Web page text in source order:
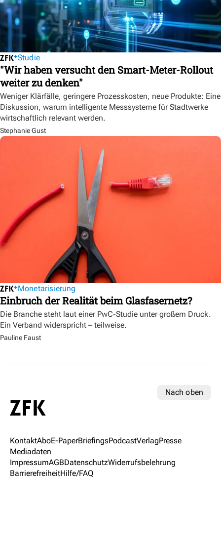
Studie
"Wir haben versucht den Smart-Meter-Rollout
weiter zu denken"
Weniger Klärfälle, geringere Prozesskosten, neue Produkte: Eine
Diskussion, warum intelligente Messsysteme für Stadtwerke
wirtschaftlich relevant werden.
Stephanie Gust
Monetarisierung
Einbruch der Realität beim Glasfasernetz?
Die Branche steht laut einer PwC-Studie unter großem Druck.
Ein Verband widerspricht – teilweise.
Pauline Faust
Nach oben
KontaktAboE-PaperBriefingsPodcastVerlagPresse
Mediadaten
ImpressumAGBDatenschutzWiderrufsbelehrung
BarrierefreiheitHilfe/FAQ